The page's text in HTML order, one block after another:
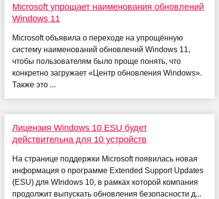
Microsoft упрощает наименования обновлений
Windows 11
Microsoft объявила о переходе на упрощённую
систему наименований обновлений Windows 11,
чтобы пользователям было проще понять, что
конкретно загружает «Центр обновления Windows».
Также это ...
Лицензия Windows 10 ESU будет
действительна для 10 устройств
На странице поддержки Microsoft появилась новая
информация о программе Extended Support Updates
(ESU) для WIndows 10, в рамках которой компания
продолжит выпускать обновления безопасности д...